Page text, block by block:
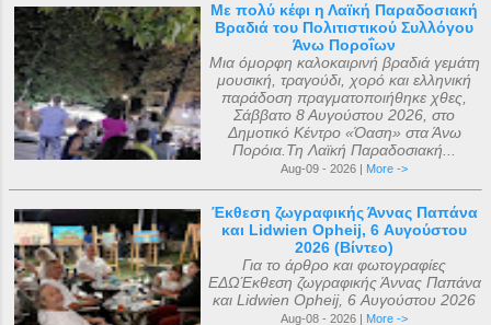
Με πολύ κέφι η Λαϊκή Παραδοσιακή
Βραδιά του Πολιτιστικού Συλλόγου
Άνω Ποροΐων
Μια όμορφη καλοκαιρινή βραδιά γεμάτη
μουσική, τραγούδι, χορό και ελληνική
παράδοση πραγματοποιήθηκε χθες,
Σάββατο 8 Αυγούστου 2026, στο
Δημοτικό Κέντρο «Όαση» στα Άνω
Πορόια.Τη Λαϊκή Παραδοσιακή...
Aug-09 - 2026 | More ->
Έκθεση ζωγραφικής Άννας Παπάνα
και Lidwien Opheij, 6 Αυγούστου
2026 (Βίντεο)
Για το άρθρο και φωτογραφίες
ΕΔΩΈκθεση ζωγραφικής Άννας Παπάνα
και Lidwien Opheij, 6 Αυγούστου 2026
Aug-08 - 2026 | More ->